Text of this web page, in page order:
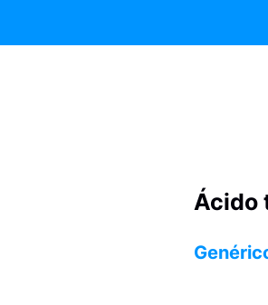
Ácido